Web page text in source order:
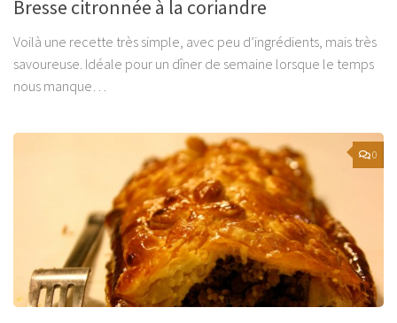
Bresse citronnée à la coriandre
Voilà une recette très simple, avec peu d’ingrédients, mais très
savoureuse. Idéale pour un dîner de semaine lorsque le temps
nous manque…
0